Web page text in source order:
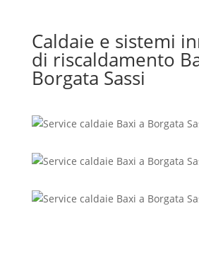
Caldaie e sistemi
di riscaldamento
Borgata Sassi